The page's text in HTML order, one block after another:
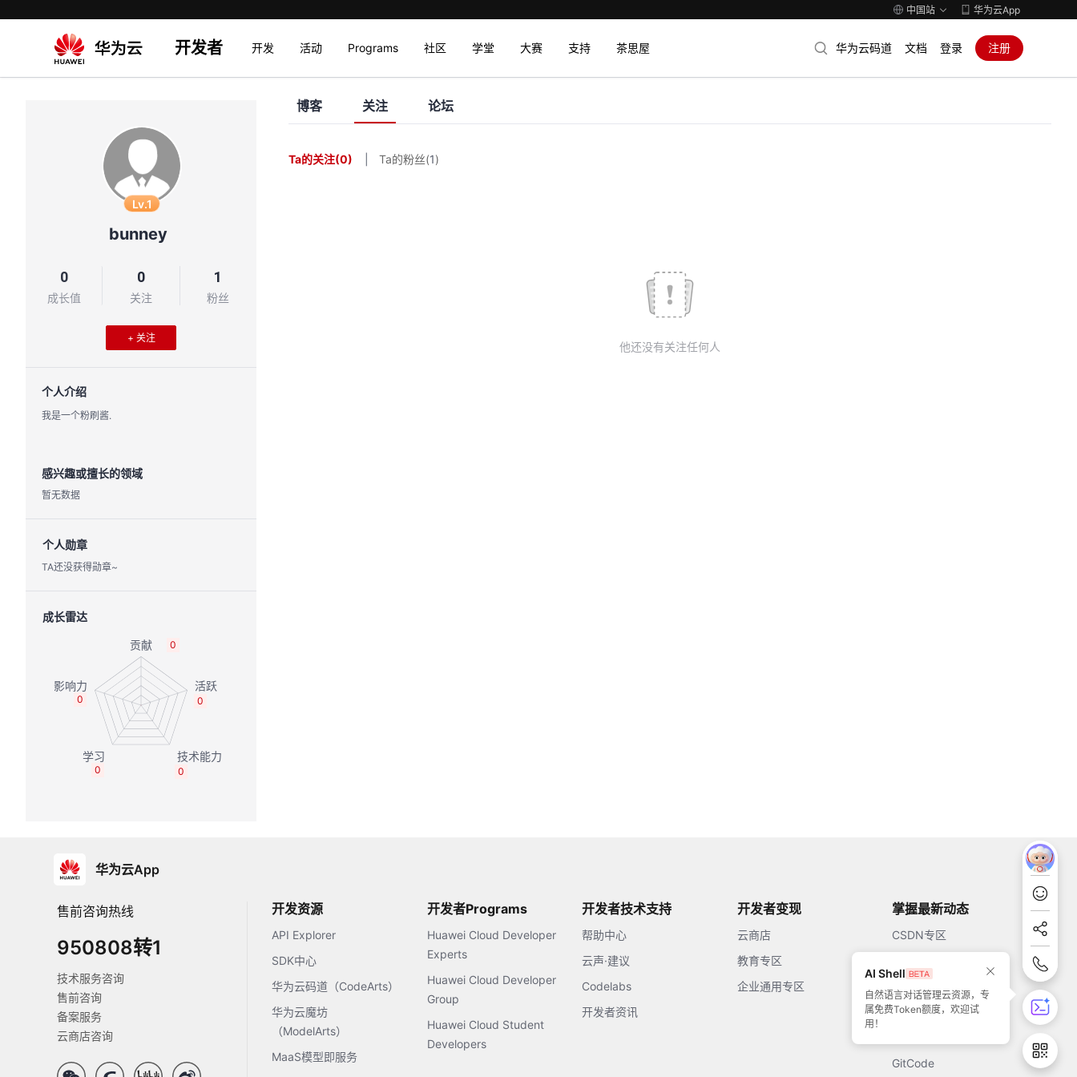
中国站 华为云App
开发者 开发 活动 Programs 社区 学堂 大赛 支持 茶思屋 华为云码道 文档 登录 注册
Lv.1
bunney
0
成长值
0
关注
1
粉丝
+ 关注
个人介绍
我是一个粉刷酱.
感兴趣或擅长的领域
暂无数据
个人勋章
TA还没获得勋章~
成长雷达
0
0
0
0
0
博客 关注 论坛
Ta的关注(0) Ta的粉丝(1)
他还没有关注任何人
AI Shell
自然语言对话管理云资源，专
属免费Token额度，欢迎试
用！
华为云App
售前咨询热线
950808转1
技术服务咨询
售前咨询
备案服务
云商店咨询
开发资源
API Explorer
SDK中心
华为云码道（CodeArts）
华为云魔坊
（ModelArts）
MaaS模型即服务
开发者Programs
Huawei Cloud Developer
Experts
Huawei Cloud Developer
Group
Huawei Cloud Student
Developers
开发者技术支持
帮助中心
云声·建议
Codelabs
开发者资讯
开发者变现
云商店
教育专区
企业通用专区
掌握最新动态
CSDN专区
51CTO
GitCode